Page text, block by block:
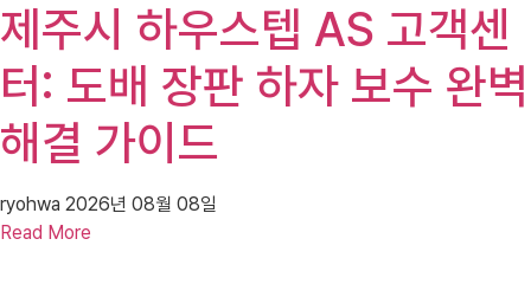
제주시 하우스텝 AS 고객센
터: 도배 장판 하자 보수 완벽
해결 가이드
ryohwa 2026년 08월 08일
Read More